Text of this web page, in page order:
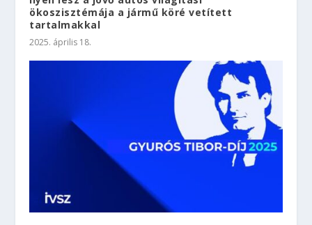
ökoszisztémája a jármű köré vetített
tartalmakkal
2025. április 18.